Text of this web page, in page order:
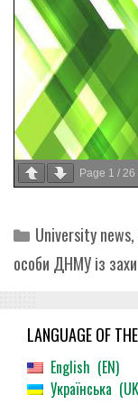
Page 1 / 26
Categories
University news,
особи ДНМУ із
LANGUAGE OF
English
EN
Українська
UK